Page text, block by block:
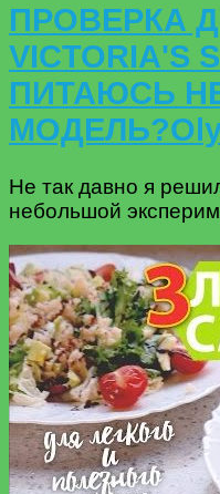
ПРОВЕРКА
VICTORIA'S
ПИТАЮСЬ
Не так давно я
небольшой